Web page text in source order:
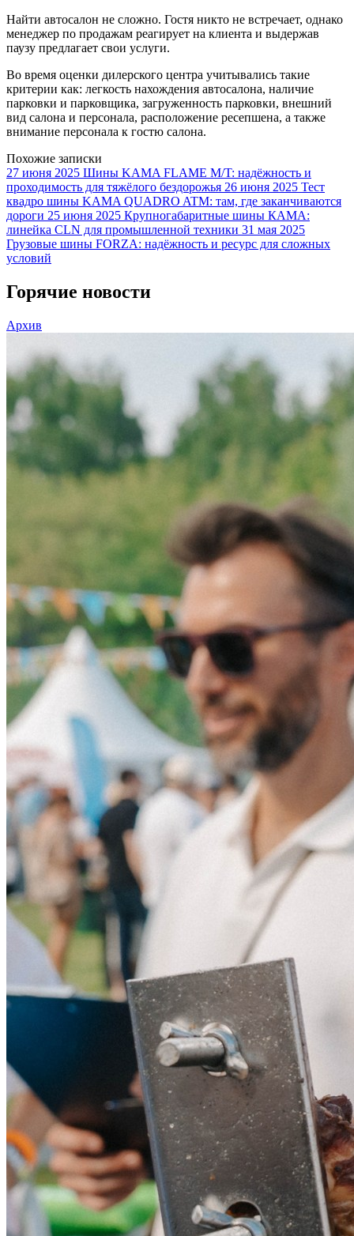
Найти автосалон не сложно. Гостя никто не встречает, однако
менеджер по продажам реагирует на клиента и выдержав
паузу предлагает свои услуги.
Во время оценки дилерского центра учитывались такие
критерии как: легкость нахождения автосалона, наличие
парковки и парковщика, загруженность парковки, внешний
вид салона и персонала, расположение ресепшена, а также
внимание персонала к гостю салона.
Похожие записки
27 июня 2025 Шины KAMA FLAME M/T: надёжность и
проходимость для тяжёлого бездорожья 26 июня 2025 Тест
квадро шины KAMA QUADRO ATM: там, где заканчиваются
дороги 25 июня 2025 Крупногабаритные шины КАМА:
линейка CLN для промышленной техники 31 мая 2025
Грузовые шины FORZA: надёжность и ресурс для сложных
условий
Горячие новости
Архив